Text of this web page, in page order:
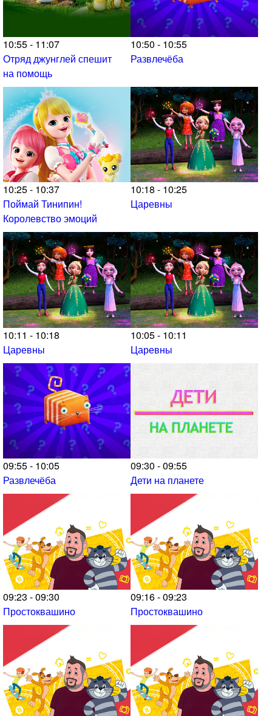
10:55 - 11:07
Отряд джунглей спешит
на помощь
10:50 - 10:55
Развлечёба
10:25 - 10:37
Поймай Тинипин!
Королевство эмоций
10:18 - 10:25
Царевны
10:11 - 10:18
Царевны
10:05 - 10:11
Царевны
09:55 - 10:05
Развлечёба
09:30 - 09:55
Дети на планете
09:23 - 09:30
Простоквашино
09:16 - 09:23
Простоквашино